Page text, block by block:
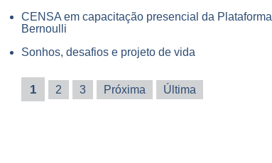
CENSA em capacitação presencial da Plataforma
Bernoulli
Sonhos, desafios e projeto de vida
1 2 3 Próxima Última